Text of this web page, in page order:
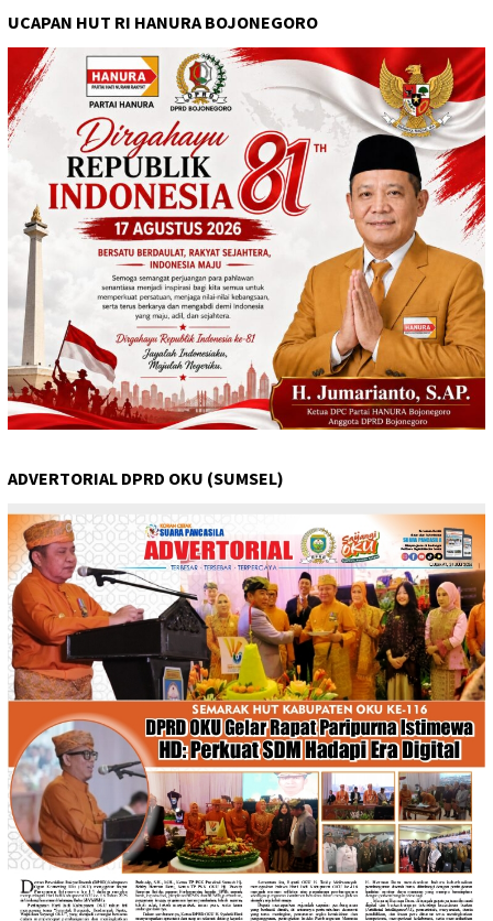
UCAPAN HUT RI HANURA BOJONEGORO
ADVERTORIAL DPRD OKU (SUMSEL)